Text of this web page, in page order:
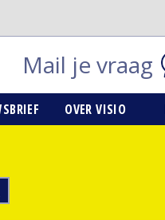
Mail je vraag
OVER VISIO